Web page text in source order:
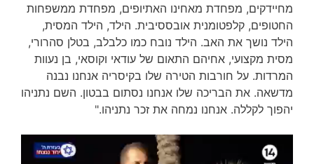
מחיידקים, מפחדת מאחינו האתיופים, מפחדת ממשפחות
החטופים, קלפטומנית אובססיבית. הילד, הילד המסית,
הילד נושך את האב. הילד נובח כמו כלבלב, בטלן סהרורי,
מסית מקצועי, אחיהם התאום של עודאי וקוסאי, בן נעוות
המרדות. על חורבות הטירה שלו בקיסריה אנחנו נבנה
מדשאה. את הבריכה שלו אנחנו נסתום בבטון. השם נתניהו
יהפוך לקללה. אנחנו נמחה את זכר נתניהו."